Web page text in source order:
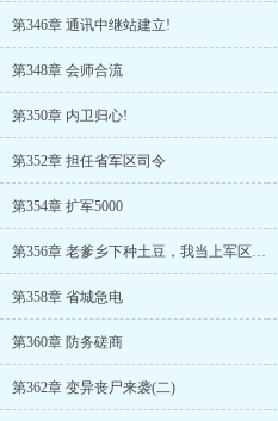
第346章 通讯中继站建立!
第348章 会师合流
第350章 内卫归心!
第352章 担任省军区司令
第354章 扩军5000
第356章 老爹乡下种土豆，我当上军区司令了?
第358章 省城急电
第360章 防务磋商
第362章 变异丧尸来袭(二)